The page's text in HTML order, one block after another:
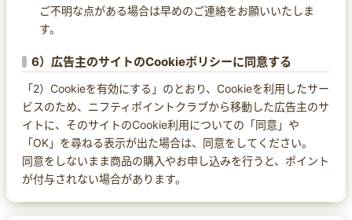
ご不明な点がある場合は早めのご連絡をお願いいたしま
す。
6）広告主のサイトのCookieポリシーに同意する
「2）Cookieを有効にする」のとおり、Cookieを利用したサー
ビスのため、ニフティポイントクラブから移動した広告主のサ
イトに、そのサイトのCookie利用についての「同意」や
「OK」を尋ねる表示が出た場合は、同意をしてください。
同意をしないまま商品の購入やお申し込みを行うと、ポイント
が付与されない場合があります。